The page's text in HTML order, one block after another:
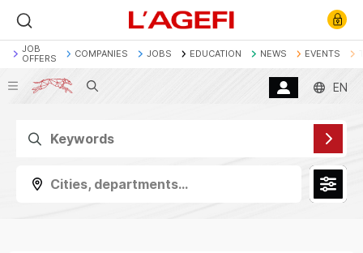
JOB
OFFERS
COMPANIES JOBS EDUCATION NEWS EVENTS
Search EN
Cities, departments...
Décryptage